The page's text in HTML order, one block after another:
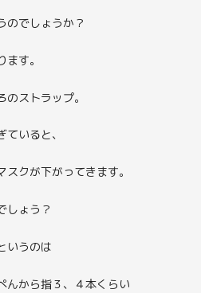
のでしょうか？
す。
ストラップ。
いると、
クが下がってきます。
しょう？
いうのは
んから指３、４本くらい